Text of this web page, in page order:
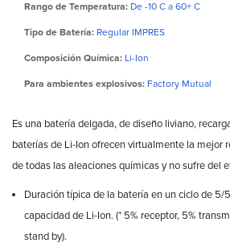
Rango de Temperatura: De -10 C a 60+ C
Tipo de Batería: Regular IMPRES
Composición Química: Li-Ion
Para ambientes explosivos: Factory Mutual
Es una batería delgada, de diseño liviano,
baterías de Li-Ion ofrecen virtualmente la mejor
de todas las aleaciones químicas y no sufre del
Duración típica de la batería en un ciclo de
capacidad de Li-Ion. (* 5% receptor, 5%
stand by).